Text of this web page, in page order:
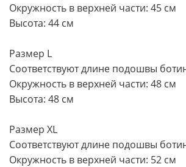
Окружность в верхней части: 45 см
Высота: 44 см
Размер L
Соответствуют длине подошвы
Окружность в верхней части: 48 см
Высота: 48 см
Размер XL
Соответствуют длине подошвы
Окружность в верхней части: 52 см